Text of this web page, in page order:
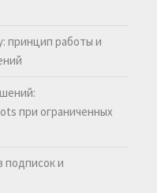
принцип работы и
при ограниченных
подписок и